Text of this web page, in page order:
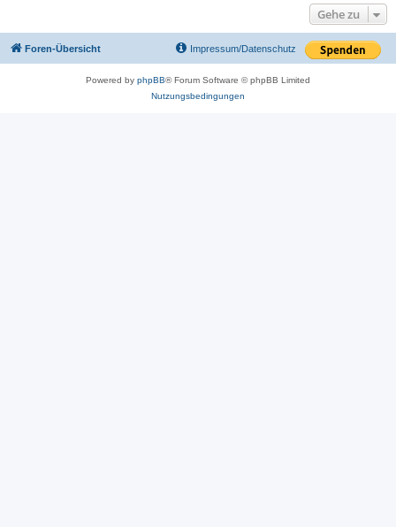
Gehe zu
Foren-Übersicht Impressum/Datenschutz
Powered by phpBB® Forum Software © phpBB Limited
Nutzungsbedingungen